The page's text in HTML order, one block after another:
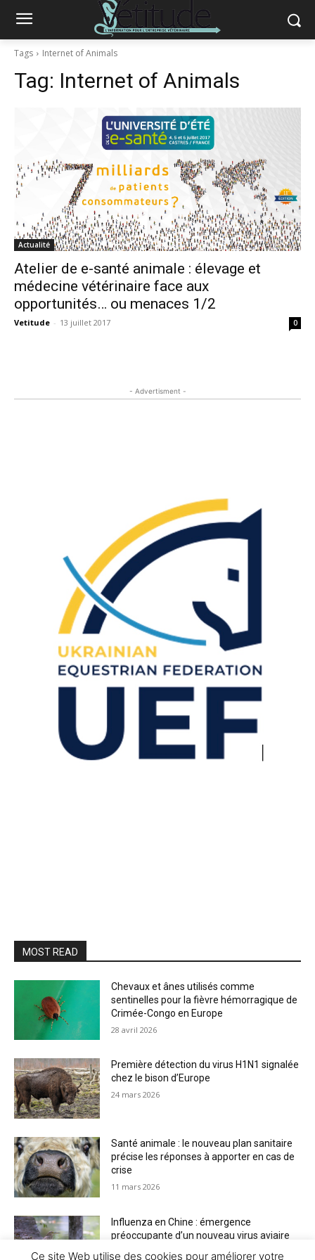
Tags Internet of Animals
Tag: Internet of Animals
Actualité
Atelier de e-santé animale : élevage et
médecine vétérinaire face aux
opportunités… ou menaces 1/2
Vetitude - 13 juillet 2017 0
- Advertisment -
MOST READ
Chevaux et ânes utilisés comme
sentinelles pour la fièvre hémorragique de
Crimée-Congo en Europe
28 avril 2026
Première détection du virus H1N1 signalée
chez le bison d’Europe
24 mars 2026
Santé animale : le nouveau plan sanitaire
précise les réponses à apporter en cas de
crise
11 mars 2026
Influenza en Chine : émergence
préoccupante d’un nouveau virus aviaire
Ce site Web utilise des cookies pour améliorer votre